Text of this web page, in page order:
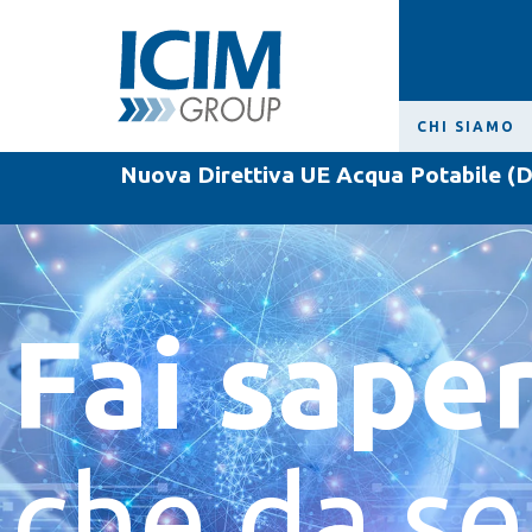
CHI SIAMO
Nuova Direttiva UE Acqua Potabile
Fai